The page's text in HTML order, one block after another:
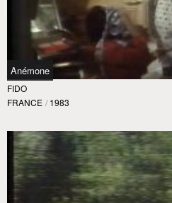
Anémone
FIDO
FRANCE / 1983